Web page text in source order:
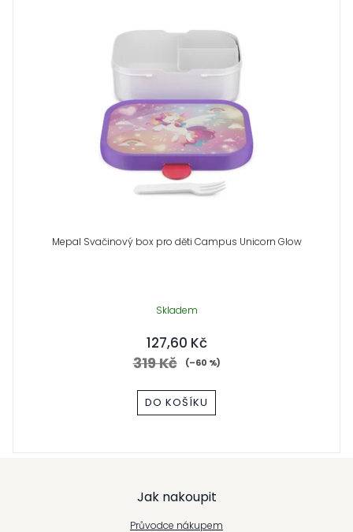
Mepal Svačinový box pro děti Campus Unicorn Glow
Skladem
127,60 Kč
319 Kč (–60 %)
DO KOŠÍKU
Jak nakoupit
Průvodce nákupem